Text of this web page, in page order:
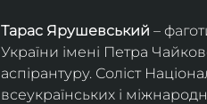
Тарас Ярушевський –
України імені Петра
аспірантуру. Соліст
всеукраїнських і